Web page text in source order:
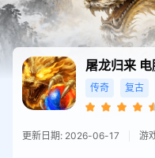
屠龙归来
传奇 复古
更新日期: 2026-06-17 游